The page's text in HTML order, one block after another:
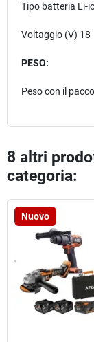
Tipo batteria Li-
Voltaggio (V) 18
PESO:
Peso con il
8 altri
categoria:
Nuovo